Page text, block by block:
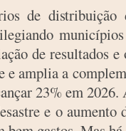
de distribuição
de resultados
e amplia a
23% em
e o